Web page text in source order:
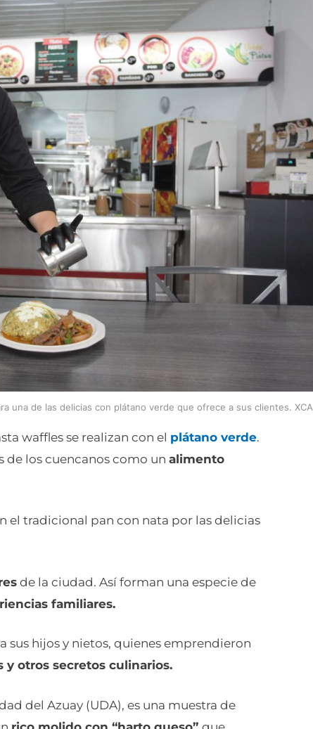
una de las delicias con plátano verde que ofrece a sus clientes. XCA
waffles se realizan con el plátano verde.
de los cuencanos como un alimento
el tradicional pan con nata por las delicias
de la ciudad. Así forman una especie de
familiares.
sus hijos y nietos, quienes emprendieron
y otros secretos culinarios.
del Azuay (UDA), es una muestra de